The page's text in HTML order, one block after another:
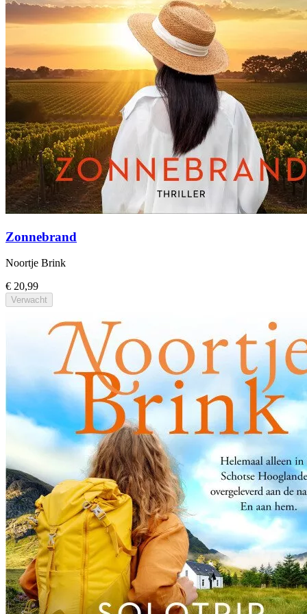
Zonnebrand
Noortje Brink
€ 20,99
Verwacht